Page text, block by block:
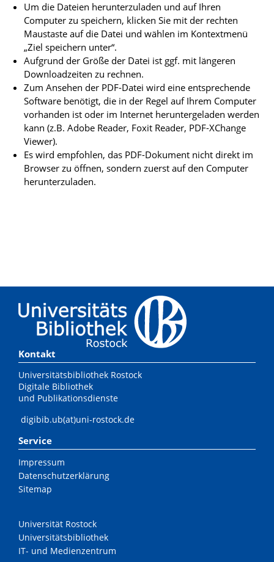
Um die Dateien herunterzuladen und auf Ihren
Computer zu speichern, klicken Sie mit der rechten
Maustaste auf die Datei und wählen im Kontextmenü
„Ziel speichern unter“.
Aufgrund der Größe der Datei ist ggf. mit längeren
Downloadzeiten zu rechnen.
Zum Ansehen der PDF-Datei wird eine entsprechende
Software benötigt, die in der Regel auf Ihrem Computer
vorhanden ist oder im Internet heruntergeladen werden
kann (z.B. Adobe Reader, Foxit Reader, PDF-XChange
Viewer).
Es wird empfohlen, das PDF-Dokument nicht direkt im
Browser zu öffnen, sondern zuerst auf den Computer
herunterzuladen.
Kontakt
Universitätsbibliothek Rostock
Digitale Bibliothek
und Publikationsdienste
digibib.ub(at)uni-rostock.de
Service
Impressum
Datenschutzerklärung
Sitemap
Universität Rostock
Universitätsbibliothek
IT- und Medienzentrum